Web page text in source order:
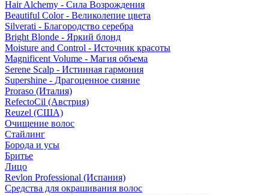
Hair Alchemy - Сила Возрождения
Beautiful Color - Великолепие цвета
Silverati - Благородство серебра
Bright Blonde - Яркий блонд
Moisture and Control - Источник красоты
Magnificent Volume - Магия объема
Serene Scalp - Истинная гармония
Supershine - Драгоценное сияние
Proraso (Италия)
RefectoCil (Австрия)
Reuzel (США)
Очищение волос
Стайлинг
Борода и усы
Бритье
Лицо
Revlon Professional (Испания)
Средства для окрашивания волос